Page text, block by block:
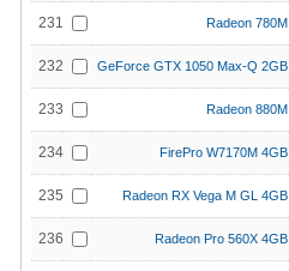
231 Radeon 780M
232 GeForce GTX 1050 Max-Q 2GB
233 Radeon 880M
234 FirePro W7170M 4GB
235 Radeon RX Vega M GL 4GB
236 Radeon Pro 560X 4GB